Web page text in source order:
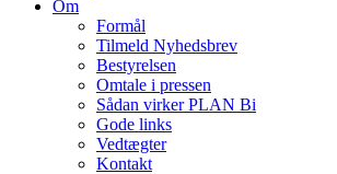
Om
Formål
Tilmeld Nyhedsbrev
Bestyrelsen
Omtale i pressen
Sådan virker PLAN Bi
Gode links
Vedtægter
Kontakt